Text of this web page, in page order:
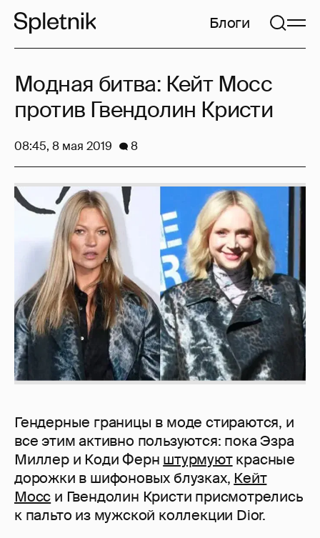
Блоги
Гендерные границы в моде стираются, и
все этим активно пользуются: пока Эзра
Миллер и Коди Ферн штурмуюткрасные
дорожки в шифоновых блузках, Кейт
Мосс и Гвендолин Кристи присмотрелись
к пальто из мужской коллекции Dior.
Модная битва: Кейт Мосс
против Гвендолин Кристи
08:45, 8 мая 2019 8